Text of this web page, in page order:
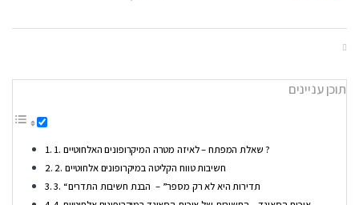
תוכן עניינים
1. שאלת המפתח – לאיזה מטרה המיקרופונים האלחוטיים ?
2. חשיבות טווח הקליטה במיקרופונים אלחוטיים
3. “תדירות היא לא רק מספר” – הבנת חשיבות התדרים